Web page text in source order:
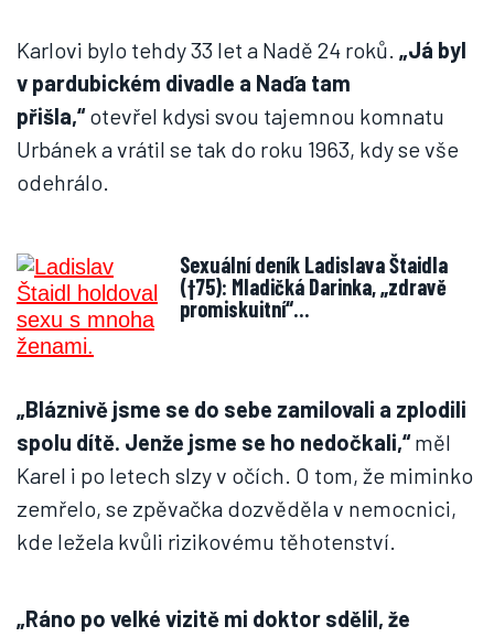
Karlovi bylo tehdy 33 let a Nadě 24 roků. „Já byl
v pardubickém divadle a Naďa tam
přišla,“otevřel kdysi svou tajemnou komnatu
Urbánek a vrátil se tak do roku 1963, kdy se vše
odehrálo.
Sexuální deník Ladislava Štaidla
(†75): Mladičká Darinka, „zdravě
promiskuitní“…
„Bláznivě jsme se do sebe zamilovali a zplodili
spolu dítě. Jenže jsme se ho nedočkali,“měl
Karel i po letech slzy v očích. O tom, že miminko
zemřelo, se zpěvačka dozvěděla v nemocnici,
kde ležela kvůli rizikovému těhotenství.
„Ráno po velké vizitě mi doktor sdělil, že